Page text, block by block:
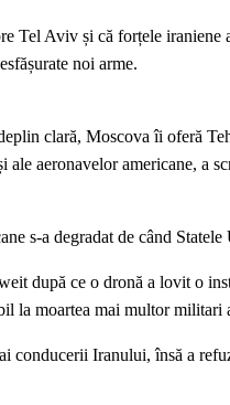
Tel Aviv și că forțele iraniene
noi arme.
clară, Moscova îi oferă
aeronavelor americane, a
s-a degradat de când
după ce o dronă a lovit o
la moartea mai multor militari
Iranului, însă a